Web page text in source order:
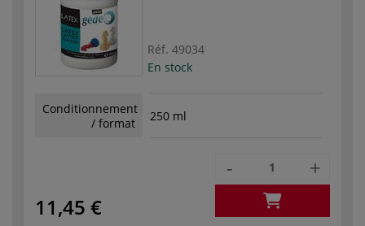
Réf. 49034
En stock
Conditionnement
/ format
250 ml
11,45 €
- +